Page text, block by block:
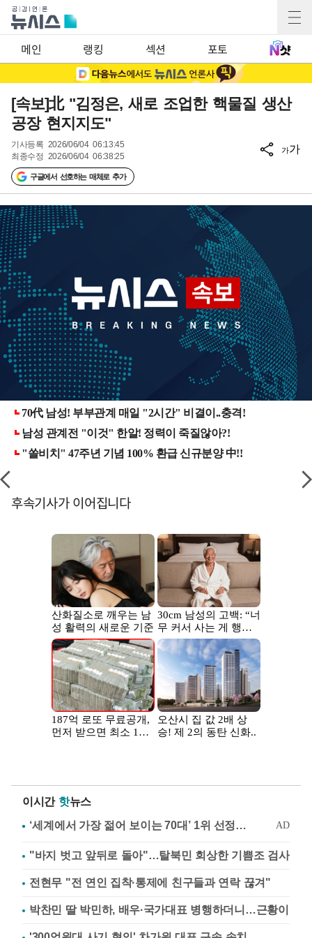
메인 랭킹 섹션 포토
[속보]北 "김정은, 새로 조업한 핵물질 생산
공장 현지지도"
기사등록 2026/06/04 06:13:45
최종수정 2026/06/04 06:38:25
구글에서 선호하는 매체로 추가
가가
후속기사가 이어집니다
이시간 핫뉴스
"바지 벗고 앞뒤로 돌아"…탈북민 회상한 기쁨조 검사
전현무 "전 연인 집착·통제에 친구들과 연락 끊겨"
박찬민 딸 박민하, 배우·국가대표 병행하더니…근황이